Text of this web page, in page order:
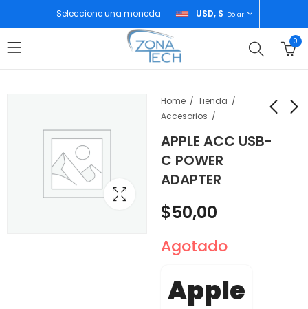
Seleccione una moneda USD, $ Dólar
0
Home
Tienda
Accesorios
APPLE ACC USB-
C POWER
ADAPTER
64GB SPACE GRAY
$ 380,00
GENERATION 64GB
$200,00
$50,00
Agotado
Apple